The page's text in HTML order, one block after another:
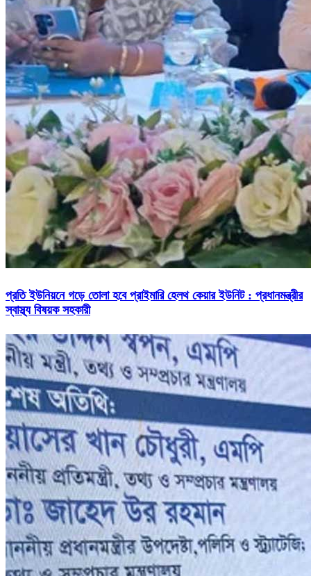
প্রতি ইউনিয়নে গড়ে তোলা হবে প্রাইমারি হেলথ কেয়ার ইউনিট : প্রধানমন্ত্রীর
স্বাস্থ্য বিষয়ক সহকারী